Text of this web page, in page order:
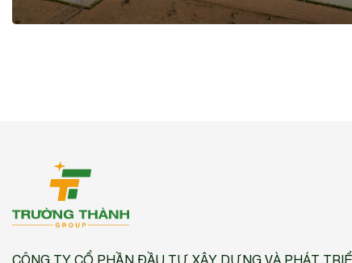
CÔNG TY CỔ PHẦN ĐẦU TƯ XÂY DỰNG VÀ PHÁT